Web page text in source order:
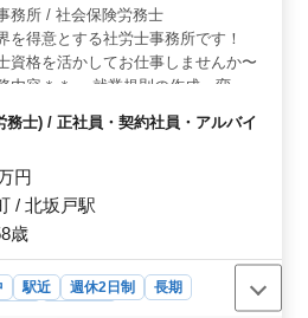
キルを活かしながら新たな知
できます。業界の最新動向にも
めることができます。 ＜福
安全を第一に考え、社会保険
により、長期的に働くことがで
トしています。また、禁煙環境
りにも取り組んでいます。
社労士事務所 / 社会保険労務士
を得意とする社労士事務所です！
資格を活かしてお仕事しませんか〜
内容＊＊ ・就業規則の作成、変更
険・労働保険手続き ・労災特別加
・労務管理相談 ・年金制度、労働
相談 など ＊＊備考＊＊ ・社会保険
通費支給 ・駅チカ 経験豊富なベテ
を求めています！ お問い合わせお
務士) / 正社員・契約社員・アルバイ
円
/ 北坂戸駅
歳
駅近 週休2日制
長期